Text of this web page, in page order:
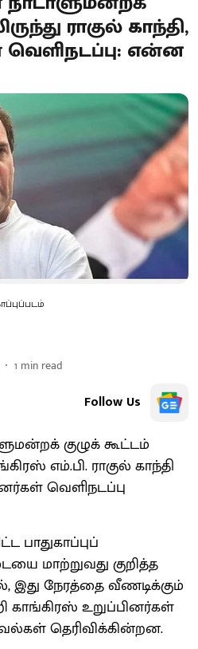
ராகுல் காந்தி,
வெளிநடப்பு: என்ன
1 min read
Follow Us
குழுக் கூட்டம்
எம்.பி. ராகுல் காந்தி
வெளிநடப்பு
பாதுகாப்புப்
மாற்றுவது குறித்த
நேரத்தை வீணடிக்கும்
உறுப்பினர்கள்
தெரிவிக்கின்றன.